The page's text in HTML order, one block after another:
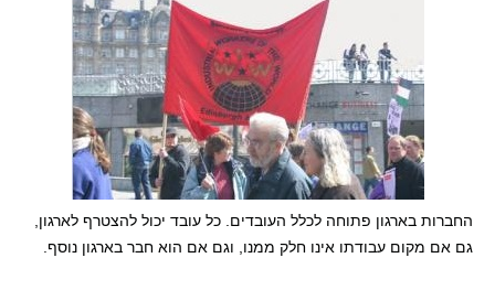
החברות בארגון פתוחה לכלל העובדים. כל עובד יכול להצטרף לארגון,
גם אם מקום עבודתו אינו חלק ממנו,‏ וגם אם הוא חבר בארגון נוסף.‏